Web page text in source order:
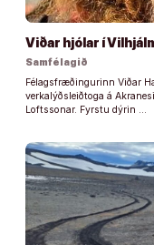
Viðar hjólar í
Samfélagið
Félagsfræðingurinn Viðar
verkalýðsleiðtoga á
Loftssonar. Fyrstu dýrin …